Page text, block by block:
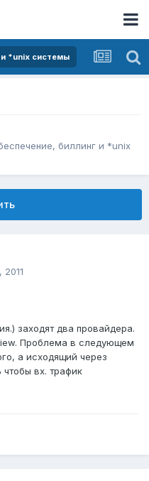
и *unix системы
биллинг и *unix
2011
заходят два провайдера.
Проблема в следующем
а исходящий через
чтобы вх. трафик